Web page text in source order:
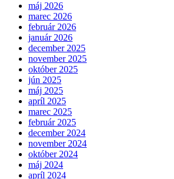
máj 2026
marec 2026
február 2026
január 2026
december 2025
november 2025
október 2025
jún 2025
máj 2025
apríl 2025
marec 2025
február 2025
december 2024
november 2024
október 2024
máj 2024
apríl 2024